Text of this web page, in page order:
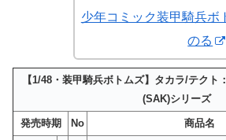
少年コミック装甲騎兵ボ
のる
【1/48・装甲騎兵ボトムズ】タカラ/テクト
(SAK)シリーズ
発売時期 No 商品名